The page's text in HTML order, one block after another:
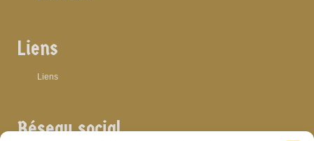
Liens
Liens
Réseau social